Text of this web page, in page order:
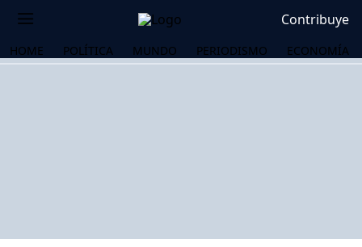
Contribuye
HOME POLÍTICA MUNDO PERIODISMO ECONOMÍA